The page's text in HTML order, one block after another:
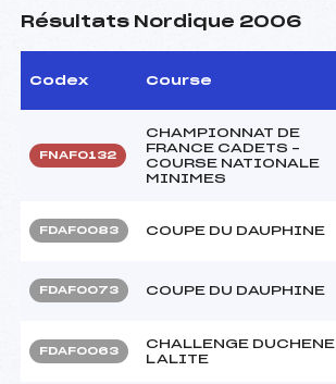
Résultats Nordique 2006
Codex Course
FNAF0132
CHAMPIONNAT DE
FRANCE CADETS –
COURSE NATIONALE
MINIMES
FDAF0083 COUPE DU DAUPHINE
FDAF0073 COUPE DU DAUPHINE
FDAF0063
CHALLENGE DUCHENE
LALITE